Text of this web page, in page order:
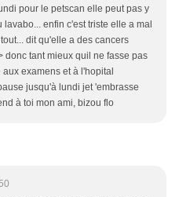
pour le petscan elle peut pas y
enfin c'est triste elle a mal
dit qu'elle a des cancers
donc tant mieux quil ne fasse pas
examens et à l'hopital
jusqu'à lundi jet 'embrasse
à toi mon ami, bizou flo